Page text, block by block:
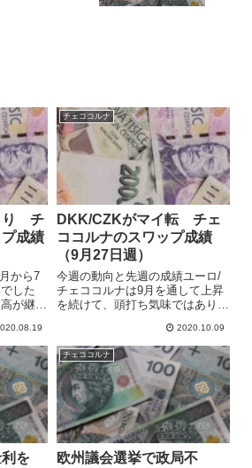
り チ
成績
から7
した
が継続
のユー
いよう
ココル
悩ん...
チェココルナ
DKK/CZKがマイ転 チェ
ココルナのスワップ成績
（9月27日週）
今週の動向と先週の成績ユーロ/
チェココルナは9月を通して上昇
を続けて、頭打ち気味ではありま
ェココルナ安となっています。週
末のチェココルナの合計の損益
は-545,344円で、前週比-28,068
円でした。7週続...
2020.10.09
を
チェココルナ
欧州議会選挙で政局不